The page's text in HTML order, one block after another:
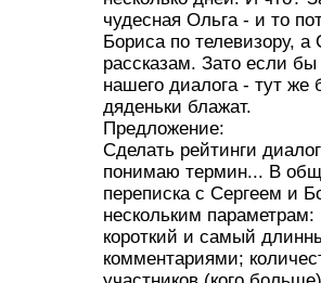
чудесная Ольга - и то
Бориса по телевизору,
рассказам. Зато если
нашего диалога - тут же
дяденьки блажат.
Предложение:
Сделать рейтинги
понимаю термин... В
переписка с Сергеем и
нескольким
короткий и самый
комментариями;